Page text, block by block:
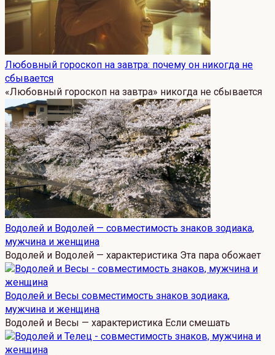
Любовный гороскоп на завтра: почему он никогда не
сбывается
«Любовный гороскоп на завтра» никогда не сбывается
Водолей и Водолей — совместимость знаков зодиака,
мужчина и женщина
Водолей и Водолей — характеристика Эта пара обожает
Водолей и Весы совместимость знаков зодиака,
мужчина и женщина
Водолей и Весы — характеристика Если смешать